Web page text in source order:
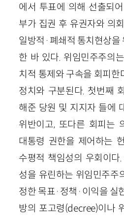
에서 투표에 의해 선출되
부가 집권 후 유권자와 의
일방적·폐쇄적 통치현상을
한 바 있다. 위임민주주의
치적 통제와 구속을 회피한
정치와 구분된다. 첫번째
해준 당원 및 지지자 들에
위반이고, 또다른 회피는
대통령 권한을 제어하는
수평적 책임성의 우회이다
성을 유린하는 위임민주주
정한 목표·정책·이익을 실
방의 포고령(decree)이나